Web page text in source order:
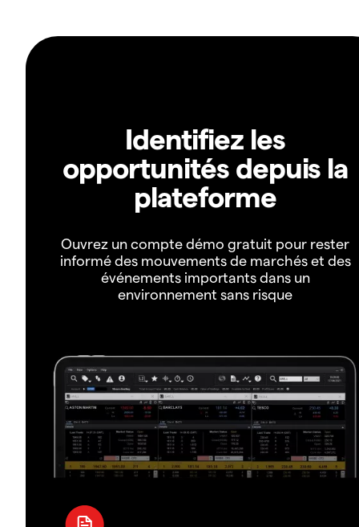
Identifiez les
opportunités depuis la
plateforme
Ouvrez un compte démo gratuit pour rester
informé des mouvements de marchés et des
événements importants dans un
environnement sans risque